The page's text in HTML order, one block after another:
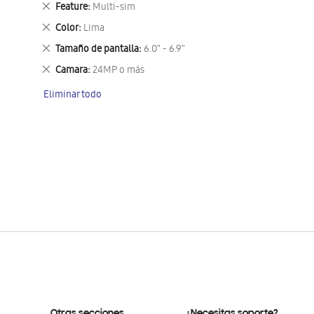
Feature Multi-sim
Eliminar
este
artículo
Color Lima
Eliminar
este
artículo
Tamaño de pantalla 6.0" - 6.9"
Eliminar
este
artículo
Camara 24MP o más
Eliminar
artículo
Eliminar todo